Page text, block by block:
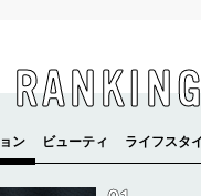
RANKING